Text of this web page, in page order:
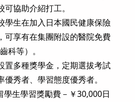
協助介紹打工。
學生在加入日本國民健康保險
可享有在集團附設的醫院免費
科等）。
置多種獎學金，定期選拔考試
秀者、學習態度優秀者。
生學習獎勵費－￥30,000日